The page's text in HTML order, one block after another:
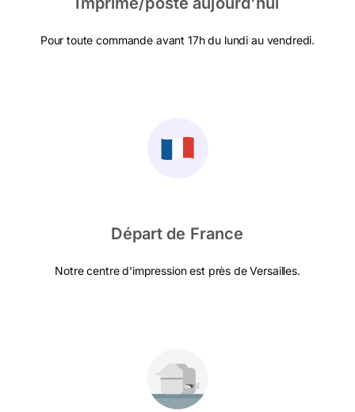
Pour toute commande avant 17h du lundi au vendredi.
Départ de France
Notre centre d'impression est près de Versailles.